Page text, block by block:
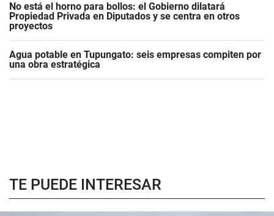
No está el horno para bollos: el Gobierno dilatará
Propiedad Privada en Diputados y se centra en otros
proyectos
Agua potable en Tupungato: seis empresas compiten por
una obra estratégica
TE PUEDE INTERESAR